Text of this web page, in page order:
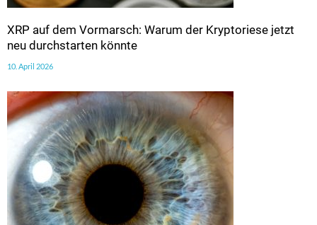
XRP auf dem Vormarsch: Warum der Kryptoriese jetzt
neu durchstarten könnte
10. April 2026